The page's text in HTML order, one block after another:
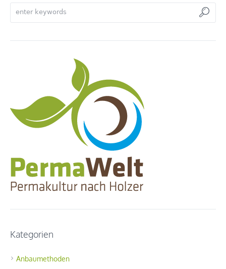
Kategorien
Anbaumethoden